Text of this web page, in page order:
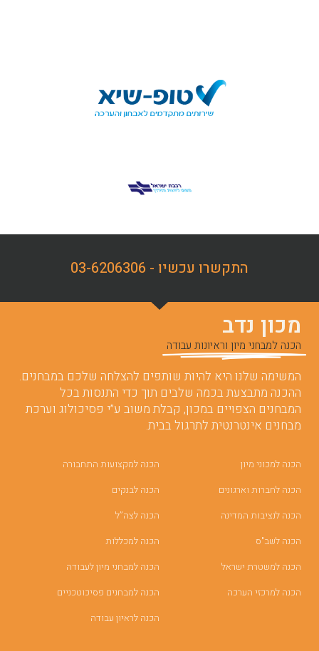
התקשרו עכשיו - 03-6206306
מכון נדב
הכנה למבחני מיון וראיונות עבודה
המשימה שלנו היא להיות שותפים להצלחה שלכם במבחנים.
ההכנה מתבצעת בכמה שלבים תוך כדי התנסות בכל
המבחנים הצפויים במכון, קבלת משוב ע”י פסיכולוג וערכת
מבחנים אינטרנטית לתרגול בבית.
הכנה למכוני מיון
הכנה לחברות וארגונים
הכנה לנציבות המדינה
הכנה לשב"ס
הכנה למשטרת ישראל
הכנה למרכזי הערכה
הכנה למקצועות התחבורה
הכנה לבנקים
הכנה לצה”ל
הכנה למכללות
הכנה למבחני מיון לעבודה
הכנה למבחנים פסיכוטכניים
הכנה לראיון עבודה